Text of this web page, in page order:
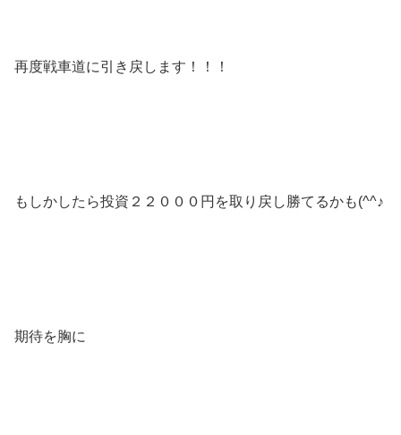
再度戦車道に引き戻します！！！
もしかしたら投資２２０００円を取り戻し勝てるかも(^^♪
期待を胸に